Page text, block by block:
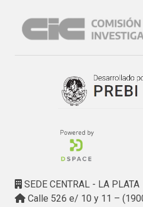
de agentes específicos. A
investigación se enfatizó en
se buscó superar la mera
articulación teórico-práctica en
que se visualizan diferentes
configuración socio-
observó que, dentro de un
objetivos e intereses
grados de consolidación y
SEDE CENTRAL - LA PLATA
Calle 526 e/ 10 y 11 –